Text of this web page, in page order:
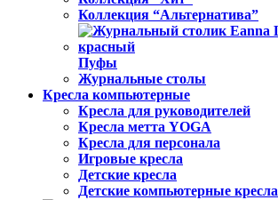
Коллекция “Альтернатива”
Пуфы
Журнальные столы
Кресла компьютерные
Кресла для руководителей
Кресла метта YOGA
Кресла для персонала
Игровые кресла
Детские кресла
Детские компьютерные кресла